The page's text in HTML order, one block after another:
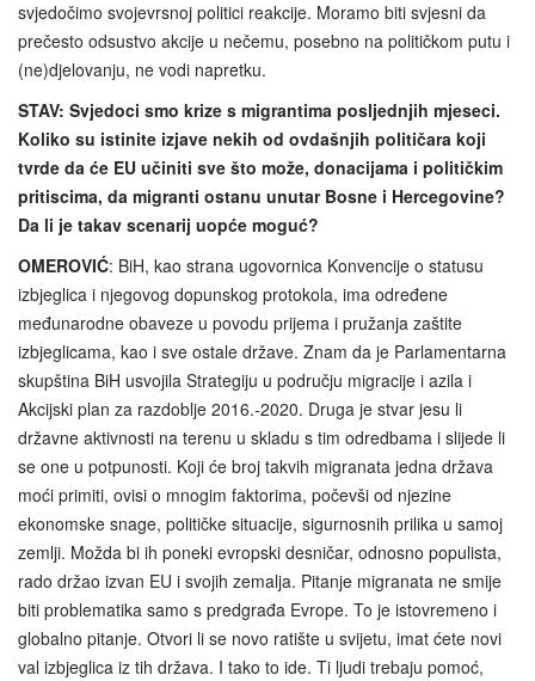
svjedočimo svojevrsnoj politici reakcije. Moramo biti svjesni da
prečesto odsustvo akcije u nečemu, posebno na političkom putu i
(ne)djelovanju, ne vodi napretku.
STAV: Svjedoci smo krize s migrantima posljednjih mjeseci.
Koliko su istinite izjave nekih od ovdašnjih političara koji
tvrde da će EU učiniti sve što može, donacijama i političkim
pritiscima, da migranti ostanu unutar Bosne i Hercegovine?
Da li je takav scenarij uopće moguć?
OMEROVIĆ: BiH, kao strana ugovornica Konvencije o statusu
izbjeglica i njegovog dopunskog protokola, ima određene
međunarodne obaveze u povodu prijema i pružanja zaštite
izbjeglicama, kao i sve ostale države. Znam da je Parlamentarna
skupština BiH usvojila Strategiju u području migracije i azila i
Akcijski plan za razdoblje 2016.-2020. Druga je stvar jesu li
državne aktivnosti na terenu u skladu s tim odredbama i slijede li
se one u potpunosti. Koji će broj takvih migranata jedna država
moći primiti, ovisi o mnogim faktorima, počevši od njezine
ekonomske snage, političke situacije, sigurnosnih prilika u samoj
zemlji. Možda bi ih poneki evropski desničar, odnosno populista,
rado držao izvan EU i svojih zemalja. Pitanje migranata ne smije
biti problematika samo s predgrađa Evrope. To je istovremeno i
globalno pitanje. Otvori li se novo ratište u svijetu, imat ćete novi
val izbjeglica iz tih država. I tako to ide. Ti ljudi trebaju pomoć,